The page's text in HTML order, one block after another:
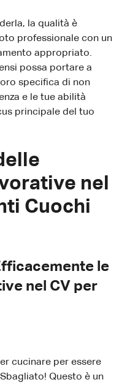
la qualità è
professionale con un
appropriato.
possa portare a
specifica di non
e le tue abilità
principale del tuo
nel
Cuochi
le
nel CV per
cucinare per essere
Questo è un